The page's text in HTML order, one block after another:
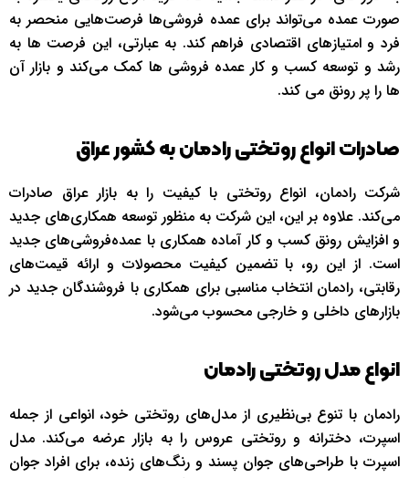
صورت عمده می‌تواند برای عمده فروشی‌ها فرصت‌هایی منحصر به
فرد و امتیازهای اقتصادی فراهم کند. به عبارتی، این فرصت ها به
رشد و توسعه کسب و کار عمده فروشی ها کمک می‌کند و بازار آن
ها را پر رونق می کند.
صادرات انواع روتختی رادمان به کشور عراق
شرکت رادمان، انواع روتختی با کیفیت را به بازار عراق صادرات
می‌کند. علاوه بر این، این شرکت به منظور توسعه همکاری‌های جدید
و افزایش رونق کسب و کار آماده همکاری با عمده‌فروشی‌های جدید
است. از این رو، با تضمین کیفیت محصولات و ارائه قیمت‌های
رقابتی، رادمان انتخاب مناسبی برای همکاری با فروشندگان جدید در
بازارهای داخلی و خارجی محسوب می‌شود.
انواع مدل روتختی رادمان
رادمان با تنوع بی‌نظیری از مدل‌های روتختی خود، انواعی از جمله
اسپرت، دخترانه و روتختی عروس را به بازار عرضه می‌کند. مدل
اسپرت با طراحی‌های جوان پسند و رنگ‌های زنده، برای افراد جوان